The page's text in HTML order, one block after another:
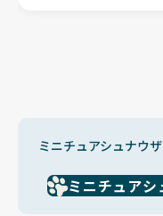
ミニチュアシュナウ
ミニチュアシ